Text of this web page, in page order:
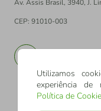
Av. Assis Brasil, 3940, J.
CEP: 91010-003
Utilizamos
experiência de
Política de